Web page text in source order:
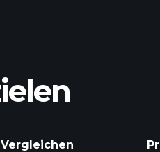
Vergleichen